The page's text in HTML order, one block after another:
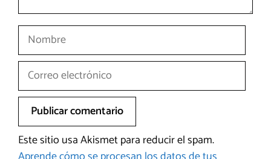
Nombre
Correo
electrónico
Este sitio usa Akismet para reducir el spam.